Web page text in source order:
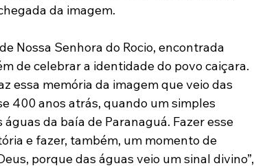
da imagem.
Nossa Senhora do Rocio, encontrada
de celebrar a identidade do povo caiçara.
essa memória da imagem que veio das
400 anos atrás, quando um simples
da baía de Paranaguá. Fazer esse
e fazer, também, um momento de
porque das águas veio um sinal divino”,